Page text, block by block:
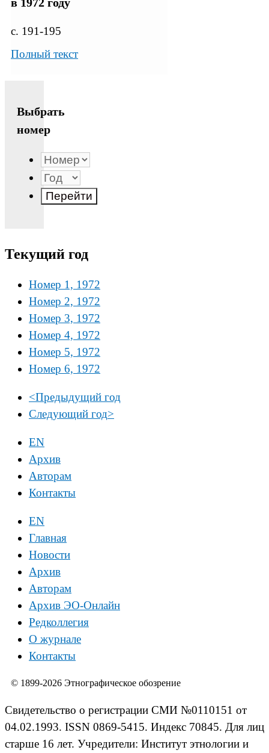
с. 191-195
Полный текст
Выбрать
номер
Текущий год
Номер 1, 1972
Номер 2, 1972
Номер 3, 1972
Номер 4, 1972
Номер 5, 1972
Номер 6, 1972
<Предыдущий год
Следующий год>
EN
Архив
Авторам
Контакты
EN
Главная
Новости
Архив
Авторам
Архив ЭО-Онлайн
Редколлегия
О журнале
Контакты
© 1899-2026 Этнографическое обозрение
Свидетельство о регистрации СМИ №0110151 от
04.02.1993. ISSN 0869-5415. Индекс 70845. Для лиц
старше 16 лет. Учредители: Институт этнологии и